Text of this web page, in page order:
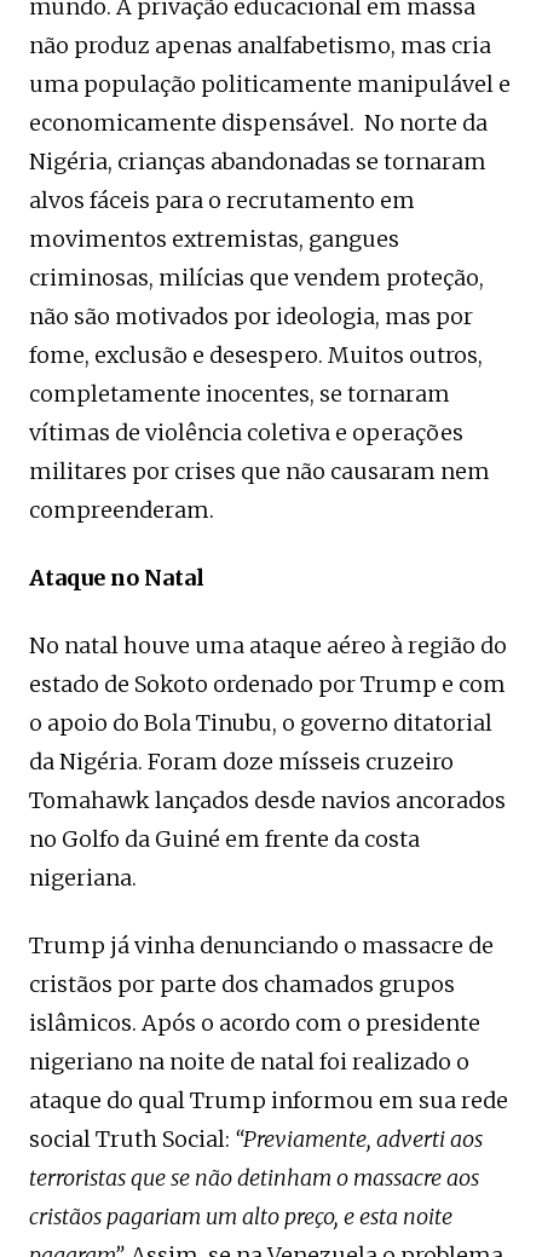
mundo. A privação educacional em massa
não produz apenas analfabetismo, mas cria
uma população politicamente manipulável e
economicamente dispensável. No norte da
Nigéria, crianças abandonadas se tornaram
alvos fáceis para o recrutamento em
movimentos extremistas, gangues
criminosas, milícias que vendem proteção,
não são motivados por ideologia, mas por
fome, exclusão e desespero. Muitos outros,
completamente inocentes, se tornaram
vítimas de violência coletiva e operações
militares por crises que não causaram nem
compreenderam.
Ataque no Natal
No natal houve uma ataque aéreo à região do
estado de Sokoto ordenado por Trump e com
o apoio do Bola Tinubu, o governo ditatorial
da Nigéria. Foram doze mísseis cruzeiro
Tomahawk lançados desde navios ancorados
no Golfo da Guiné em frente da costa
nigeriana.
Trump já vinha denunciando o massacre de
cristãos por parte dos chamados grupos
islâmicos. Após o acordo com o presidente
nigeriano na noite de natal foi realizado o
ataque do qual Trump informou em sua rede
social Truth Social: “Previamente, adverti aos
terroristas que se não detinham o massacre aos
cristãos pagariam um alto preço, e esta noite